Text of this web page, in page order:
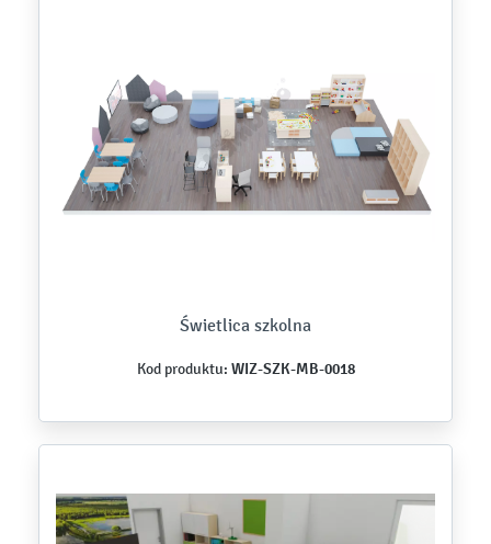
Świetlica szkolna
Kod produktu: WIZ-SZK-MB-0018